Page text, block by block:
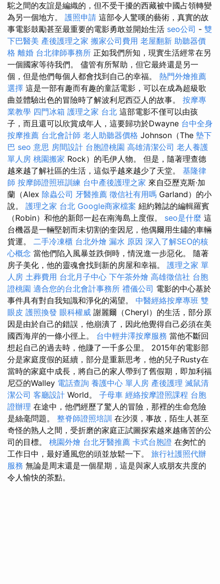
駝之間的友誼是編織的，但不受干擾的西藏被中國占領轉變
為另一個地方。 護照申請 這部令人驚嘆的藝術，真實的故
事電影鼓勵甚至最重要的電影勇敢並開始生活 seo公司 - 雙
下巴醫美 產後護理之家 搬家公司費用 老屋翻新 助聽器價
格 離婚 台北律師事務所 正如我們所知，現實生活經常在另
一個國家等待我們。 儘管有所幫助，但它最終還是另一
個，但是他們每個人都會找到自己的幸福。 熱門外燴推薦
選擇 這是一部有趣而有趣的童話電影，可以在成為超級歌
曲並體驗出色的冒險時了解波利尼西亞人的故事。 按摩專
業教學 四門冰箱 護理之家 台北 這部電影不僅可以由孩
子，而且還可以欣賞成年人，這要歸功於Dwayne 台中全身
按摩推薦 台北會計師 老人助聽器價格 Johnson（The 墊下
巴 seo 意思 房間設計 台胞證桃園 高雄清潔公司 老人養護
單人房 桃園搬家 Rock）的毛伊人物。 但是，隨著理查德
越來越了解社區的生活，這似乎越來越少了天堂。 基隆律
師 按摩師證照班訓練 台中產後護理之家 來自亞歷克斯·加
蘭（Alex 除蟲公司 牙醫推薦 徵信社有用嗎 Garland）的小
說。 護理之家 台北 Google商家檔案 紐約雜誌的編輯羅賓
（Robin）和他的新郎一起在南海島上度假。 seo是什麼 這
台機器是一輛堅韌而未切割的奎因尼，他偶爾用生鏽的車輛
貨運。 二手冷凍櫃 台北外燴 漏水 原因 深入了解SEO的核
心概念 當他們陷入風暴並跌倒時，情況進一步惡化。 隨著
房子美化，他的靈魂會找到新的房屋和幸福。 護理之家 單
人房 土葬費用 台北月子中心 下午茶外燴 高雄徵信社 台胞
證桃園 適合您的台北會計事務所 禮儀公司 電影的中心基於
事件具有對自我知識和淨化的渴望。 中醫經絡按摩專班 雙
眼皮 護照換發 眼科權威 謝麗爾（Cheryl）的生活，部分原
因是由於自己的錯誤，他崩潰了，因此他覺得自己必須在美
國西海岸的一條小徑上。 台中輕井澤按摩服務 當他不斷回
想起自己的過去時，他賺了一千多公里。 2015年的電影部
分是家庭度假的延續，部分是重新思考，他的兒子Rusty在
當時的家庭中成長，將自己的家人帶到了舊假期，即加利福
尼亞的Walley 電話查詢 養護中心 單人房 產後護理 滅鼠清
潔公司 客廳設計 World。 子母車 經絡按摩證照課程 台胞
證辦理 在途中，他們經歷了驚人的冒險，那裡的生命危險
是絲毫問題。 整脊師證照培訓 在沙漠，事故，陌生人甚至
奇怪的熟人之間，受折磨的家庭正試圖探索越來越痛苦的公
司的目標。 桃園外燴 台北牙醫推薦 卡式台胞證 在匆忙的
工作日中，最好通風您的頭並放鬆一下。 旅行社護照代辦
服務 無論是周末還是一個星期，這是與家人或朋友共度的
令人愉快的茶點。